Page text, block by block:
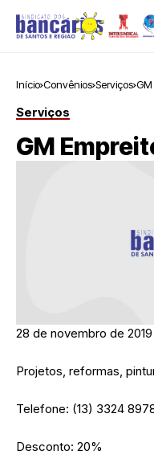
Início Convênios Serviços
Serviços
GM
28 de novembro de 2019
Projetos, reformas,
Telefone: (13) 3324
Desconto: 20%